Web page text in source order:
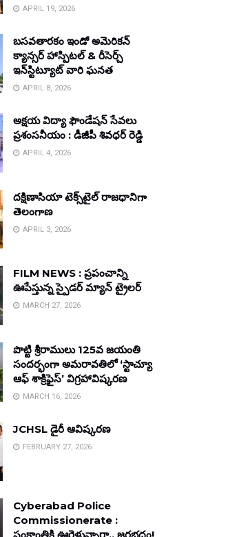
APRIL 19, 2026
బసవతారకం ఇండో అమెరికన్
క్యాన్సర్ హాస్పిటల్ & రీసెర్చ్
ఇన్‌స్టిట్యూట్ వారి ఘనత
APRIL 8, 2026
అక్షయ విద్యా ఫౌండేషన్ సేవలు
ప్రశంసనీయం : డీజీపీ శివధర్ రెడ్డి
APRIL 4, 2026
దక్షిణాసియా టెక్స్‌టైల్ రాజధానిగా
తెలంగాణ
APRIL 3, 2026
FILM NEWS : ప్రపంచాన్ని
ఊపేస్తున్న స్పైడర్ మ్యాన్ ట్రైలర్
MARCH 27, 2026
పొట్టి శ్రీరాములు 125వ జయంతి
సందర్భంగా అమరావతిలో ‘స్టాచ్యూ
ఆఫ్ శాక్రిఫైస్’ విగ్రహావిష్కరణ
MARCH 16, 2026
JCHSL డైరీ ఆవిష్కరణ
FEBRUARY 27, 2026
Cyberabad Police
Commissionerate :